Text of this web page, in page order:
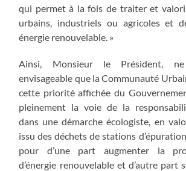
qui permet à la fois de traiter et
urbains, industriels ou agricoles et
énergie renouvelable. »
Ainsi, Monsieur le Président,
envisageable que la Communauté
cette priorité affichée du
pleinement la voie de la
dans une démarche écologiste, en
issu des déchets de stations
pour d’une part augmenter la
d’énergie renouvelable et d’autre part